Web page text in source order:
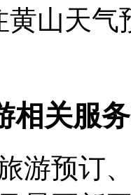
山天气
相关服
游预订